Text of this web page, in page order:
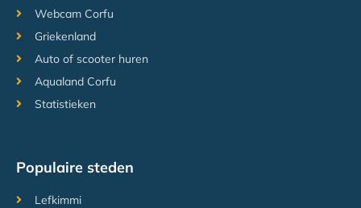
Webcam Corfu
Griekenland
Auto of scooter huren
Aqualand Corfu
Statistieken
Populaire steden
Lefkimmi